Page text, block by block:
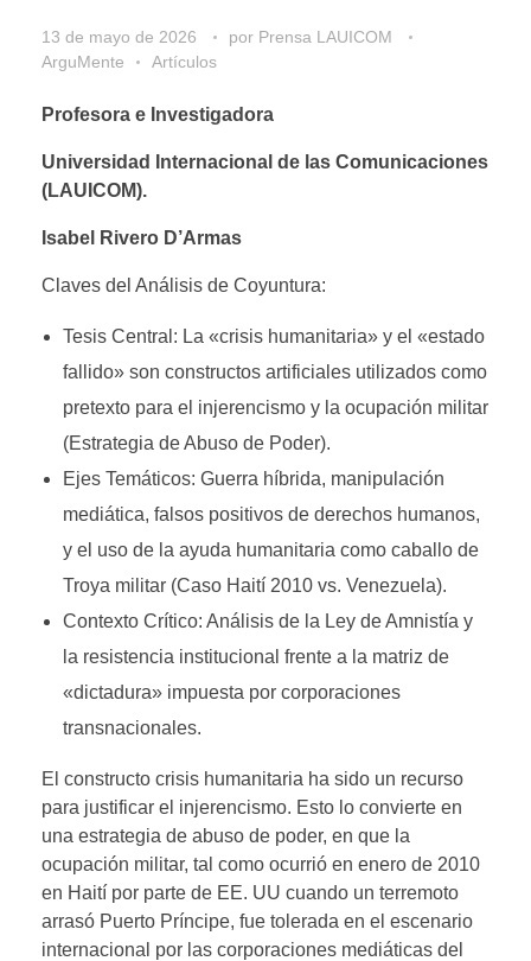
13 de mayo de 2026 por Prensa LAUICOM
ArguMente
Artículos
Profesora e Investigadora
Universidad Internacional de las Comunicaciones
(LAUICOM).
Isabel Rivero D’Armas
Claves del Análisis de Coyuntura:
Tesis Central: La «crisis humanitaria» y el «estado
fallido» son constructos artificiales utilizados como
pretexto para el injerencismo y la ocupación militar
(Estrategia de Abuso de Poder).
Ejes Temáticos: Guerra híbrida, manipulación
mediática, falsos positivos de derechos humanos,
y el uso de la ayuda humanitaria como caballo de
Troya militar (Caso Haití 2010 vs. Venezuela).
Contexto Crítico: Análisis de la Ley de Amnistía y
la resistencia institucional frente a la matriz de
«dictadura» impuesta por corporaciones
transnacionales.
El constructo crisis humanitaria ha sido un recurso
para justificar el injerencismo. Esto lo convierte en
una estrategia de abuso de poder, en que la
ocupación militar, tal como ocurrió en enero de 2010
en Haití por parte de EE. UU cuando un terremoto
arrasó Puerto Príncipe, fue tolerada en el escenario
internacional por las corporaciones mediáticas del